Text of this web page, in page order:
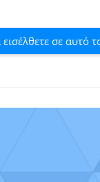
σε αυτό